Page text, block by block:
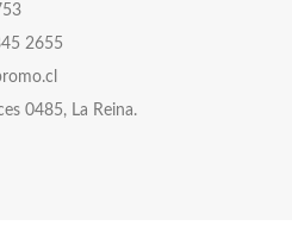
2655
0485, La Reina.